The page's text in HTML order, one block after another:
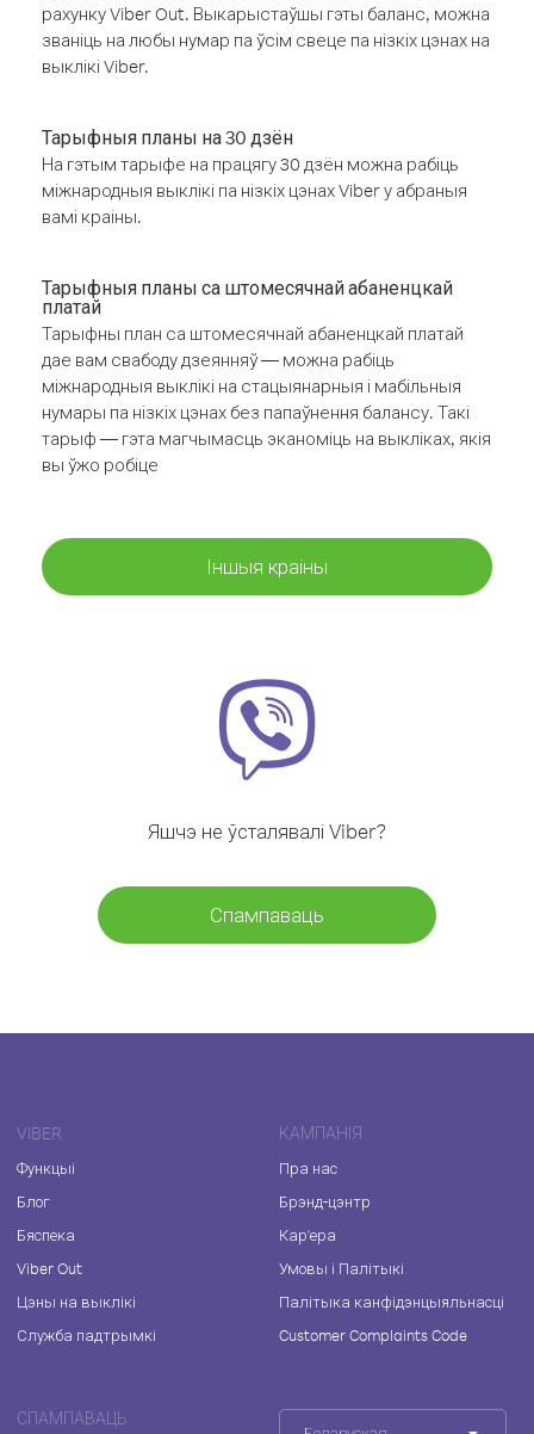
рахунку Viber Out. Выкарыстаўшы гэты баланс, можна
званіць на любы нумар па ўсім свеце па нізкіх цэнах на
выклікі Viber.
Тарыфныя планы на 30 дзён
На гэтым тарыфе на працягу 30 дзён можна рабіць
міжнародныя выклікі па нізкіх цэнах Viber у абраныя
вамі краіны.
Тарыфныя планы са штомесячнай абаненцкай
платай
Тарыфны план са штомесячнай абаненцкай платай
дае вам свабоду дзеянняў — можна рабіць
міжнародныя выклікі на стацыянарныя і мабільныя
нумары па нізкіх цэнах без папаўнення балансу. Такі
тарыф — гэта магчымасць эканоміць на выкліках, якія
вы ўжо робіце
Іншыя краіны
Яшчэ не ўсталявалі Viber?
Спампаваць
VIBER
Функцыі
Блог
Бяспека
Viber Out
Цэны на выклікі
Служба падтрымкі
КАМПАНІЯ
Пра нас
Брэнд-цэнтр
Кар'ера
Умовы і Палітыкі
Палітыка канфідэнцыяльнасці
Customer Complaints Code
СПАМПАВАЦЬ